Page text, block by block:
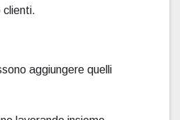
clienti.
aggiungere quelli